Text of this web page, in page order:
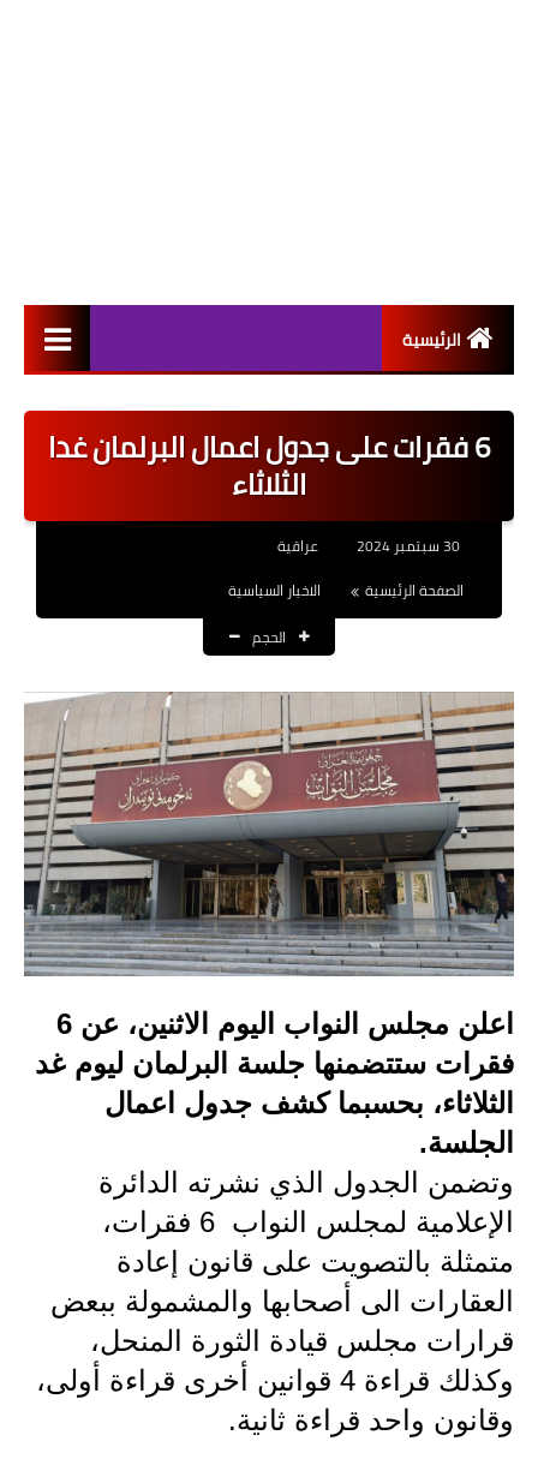
الرئيسية
اخبار القطاع العام
العقود والاجور اليومية
الرواتب
القروض والسلف
المنح المالية
قطع الاراضي
اخبار العراق
الاخبار السياسية
الاخبار الامنية
الاخبار الاقتصادية
الاخبار الرياضية
المدارس
اخبار وقرارات وزارة التربية
نتائج الامتحانات
المرحلة الابتدائية
6 فقرات على جدول اعمال البرلمان غدا
الثلاثاء
30 سبتمبر 2024
عراقية
الصفحة الرئيسية
الاخبار السياسية
الحجم
اعلن مجلس النواب اليوم الاثنين، عن 6
فقرات ستتضمنها جلسة البرلمان ليوم غد
الثلاثاء، بحسبما كشف جدول اعمال
الجلسة.
وتضمن الجدول الذي نشرته الدائرة
الإعلامية لمجلس النواب 6 فقرات،
متمثلة بالتصويت على قانون إعادة
العقارات الى أصحابها والمشمولة ببعض
قرارات مجلس قيادة الثورة المنحل،
وكذلك قراءة 4 قوانين أخرى قراءة أولى،
وقانون واحد قراءة ثانية.